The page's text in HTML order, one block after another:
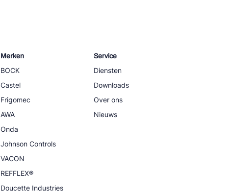
Merken
BOCK
Castel
Frigomec
AWA
Onda
Johnson Controls
VACON
REFFLEX®
Doucette Industries
Service
Diensten
Downloads
Over ons
Nieuws